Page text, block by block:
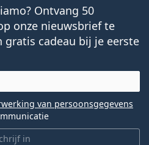
Ontvang 50
onze nieuwsbrief te
gratis cadeau bij je eerste
in
van persoonsgegevens